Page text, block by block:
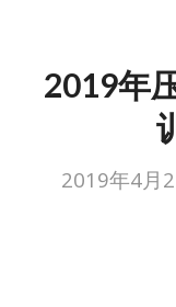
2019年
2019年4月